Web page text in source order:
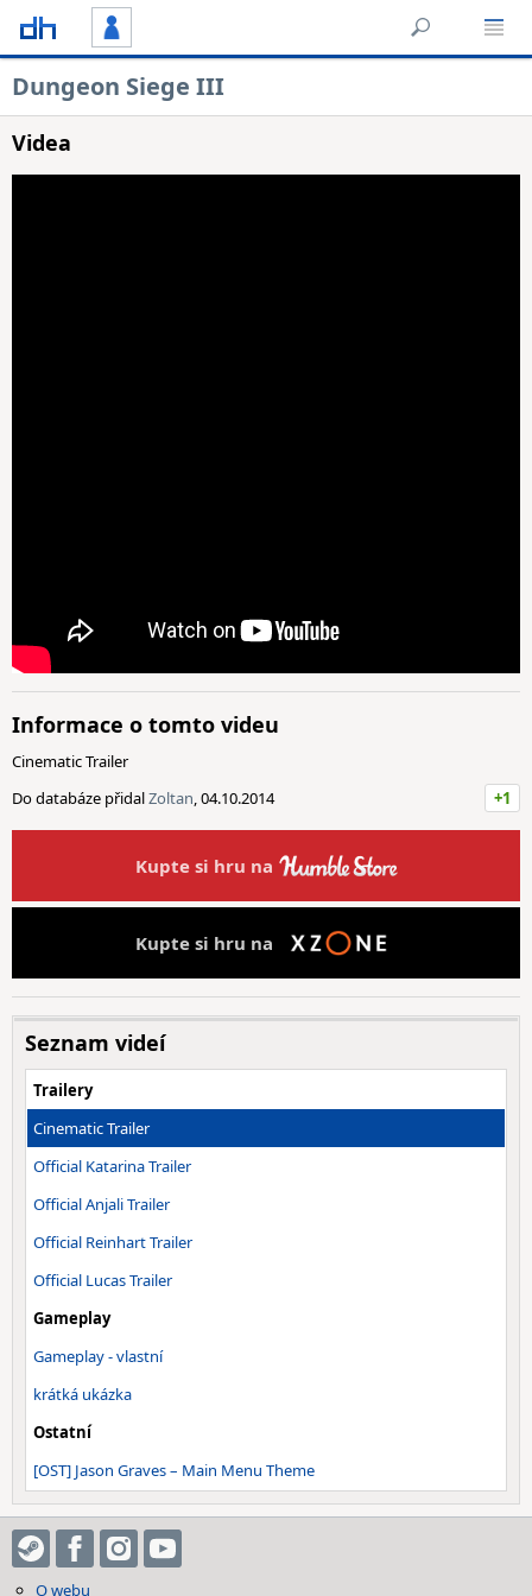
Dungeon Siege III
Videa
Informace o tomto videu
Cinematic Trailer
Do databáze přidalZoltan, 04.10.2014 +1
Kupte si hru na
Kupte si hru na
Seznam videí
Trailery
Cinematic Trailer
Official Katarina Trailer
Official Anjali Trailer
Official Reinhart Trailer
Official Lucas Trailer
Gameplay
Gameplay - vlastní
krátká ukázka
Ostatní
[OST] Jason Graves – Main Menu Theme
O webu